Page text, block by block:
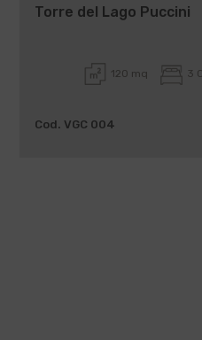
Torre del Lago Puccini
120 mq 3
Cod. VGC 004